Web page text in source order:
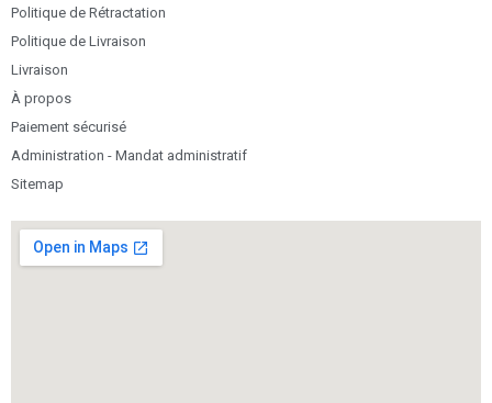
Politique de Rétractation
Politique de Livraison
Livraison
À propos
Paiement sécurisé
Administration - Mandat administratif
Sitemap